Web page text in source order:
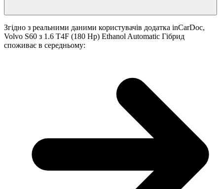
Згідно з реальними даними користувачів додатка inCarDoc,
Volvo S60 з 1.6 T4F (180 Hp) Ethanol Automatic Гібрид
споживає в середньому: